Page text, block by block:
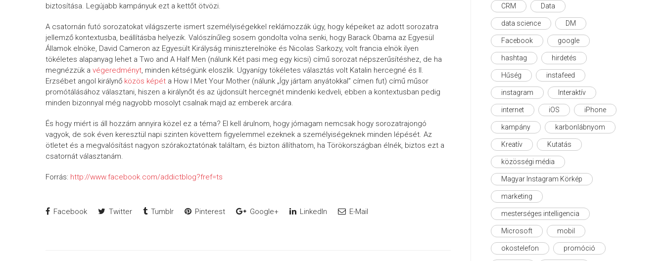
biztosítása. Legújabb kampányuk ezt a kettőt ötvözi.
A csatornán futó sorozatokat világszerte ismert személyiségekkel reklámozzák úgy, hogy képeiket az adott sorozatra
jellemző kontextusba, beállításba helyezik. Valószínűleg sosem gondolta volna senki, hogy Barack Obama az Egyesül
Államok elnöke, David Cameron az Egyesült Királyság miniszterelnöke és Nicolas Sarkozy, volt francia elnök ilyen
tökéletes alapanyag lehet a Two and A Half Men (nálunk Két pasi meg egy kicsi) című sorozat népszerűsítéshez, de ha
megnézzük a végeredményt, minden kétségünk eloszlik. Ugyanígy tökéletes választás volt Katalin hercegné és II.
Erzsébet angol királynő közös képét a How I Met Your Mother (nálunk „Így jártam anyátokkal” címen fut) című műsor
promótálásához választani, hiszen a királynőt és az újdonsült hercegnét mindenki kedveli, ebben a kontextusban pedig
minden bizonnyal még nagyobb mosolyt csalnak majd az emberek arcára.
És hogy miért is áll hozzám annyira közel ez a téma? El kell árulnom, hogy jómagam nemcsak hogy sorozatrajongó
vagyok, de sok éven keresztül napi szinten követtem figyelemmel ezeknek a személyiségeknek minden lépését. Az
ötletet és a megvalósítást nagyon szórakoztatónak találtam, és bizton állíthatom, ha Törökországban élnék, biztos ezt a
csatornát választanám.
Forrás: http://www.facebook.com/addictblog?fref=ts
Facebook Twitter Tumblr Pinterest Google+ LinkedIn E-Mail
CRM Data
data science DM
Facebook google
hashtag hirdetés
Hűség instafeed
instagram Interaktív
internet iOS iPhone
kampány karbonlábnyom
Kreatív Kutatás
közösségi média
Magyar Instagram Körkép
marketing
mesterséges intelligencia
Microsoft mobil
okostelefon promóció